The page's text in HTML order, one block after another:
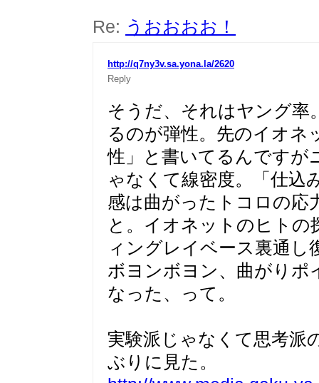
Re: うおおおお！
http://q7ny3v.sa.yona.la/2620
Reply
そうだ、それはヤング率
るのが弾性。先のイオネ
性」と書いてるんですが
ゃなくて線密度。「仕込
感は曲がったトコロの応
と。イオネットのヒト
ィングレイベース裏通
ボヨンボヨン、曲がりポ
なった、って。
実験派じゃなくて思考派
ぶりに見た。